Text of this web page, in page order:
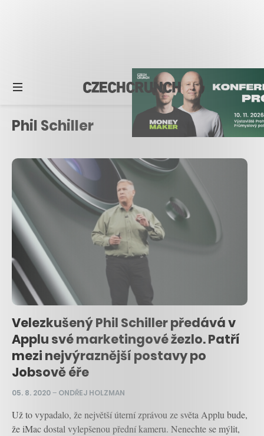
Phil Schiller
Velezkušený Phil Schiller předává v
Applu své marketingové žezlo. Patří
mezi nejvýraznější postavy po
Jobsově éře
05. 8. 2020– ONDŘEJ HOLZMAN
Už to vypadalo, že největší úterní zprávou ze světa Applu bude,
že iMac dostal vylepšenou přední kameru. Nenechte se mýlit,